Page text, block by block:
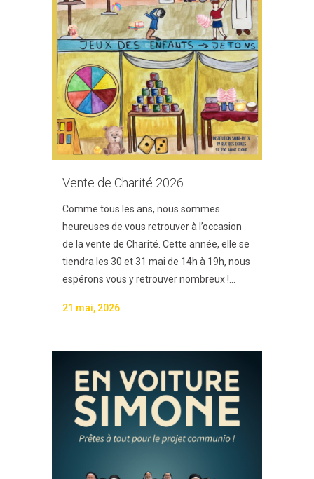
Vente de Charité 2026
Comme tous les ans, nous sommes
heureuses de vous retrouver à l’occasion
de la vente de Charité. Cette année, elle se
tiendra les 30 et 31 mai de 14h à 19h, nous
espérons vous y retrouver nombreux !...
21 mai, 2026